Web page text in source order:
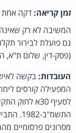
זמן קריאה: דקה אחת
המשיבה לא רק
גם פועלת לבירור
(פסק-דין, שלום ת"א,
העובדות: בקשה
המפעילה קורסים
לסעיף 30א